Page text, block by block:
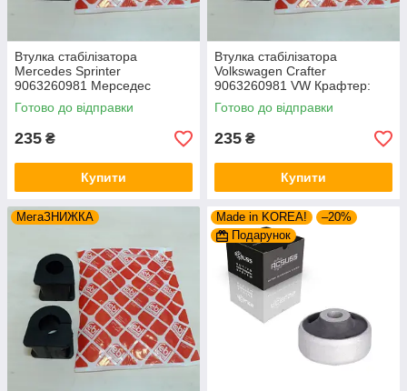
Втулка стабілізатора
Mercedes Sprinter
9063260981 Мерседес
Спринтер (2006-). Передня.
Febi Німеччина
Готово до відправки
235 ₴
Купити
Втулка стабілізатора
Volkswagen Crafter
9063260981 VW Крафтер:
(2006-). Передня. Febi
Німеччина
Готово до відправки
235 ₴
Купити
МегаЗНИЖКА Made in KOREA!
–20%
Подарунок